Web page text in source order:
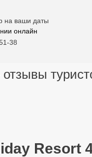
на ваши даты
онлайн
38
Resort